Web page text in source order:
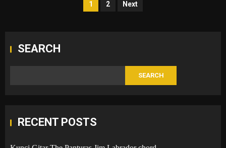
Posts
1 2 Next
SEARCH
SEARCH
RECENT POSTS